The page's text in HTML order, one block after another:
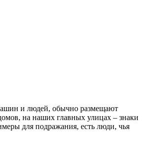
и людей, обычно размещают
на наших главных улицах – знаки
для подражания, есть люди, чья